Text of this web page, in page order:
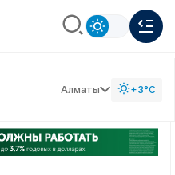
Алматы +3°C